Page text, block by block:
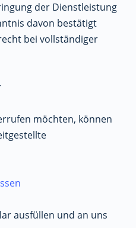
der Dienstleistung
davon bestätigt
bei vollständiger
möchten, können
ausfüllen und an uns